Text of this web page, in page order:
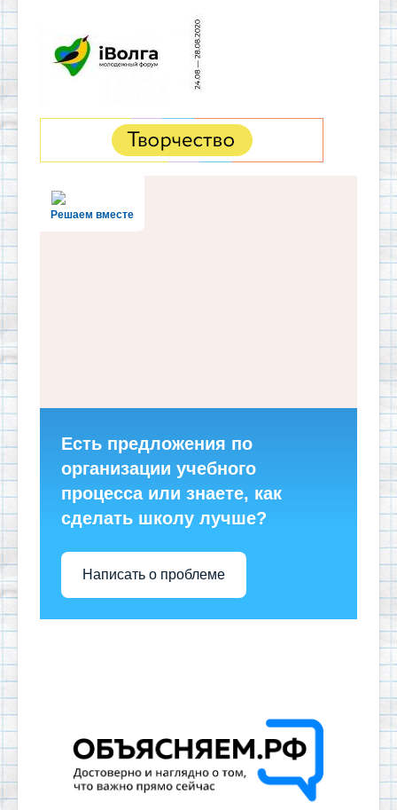
Решаем вместе
Есть предложения по
организации учебного
процесса или знаете, как
сделать школу лучше?
Написать о проблеме